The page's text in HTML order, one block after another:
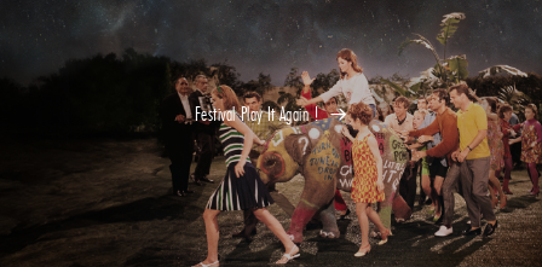
Festival Play It Again !